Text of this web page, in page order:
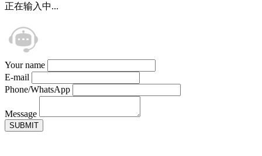
正在输入中...
Your name
E-mail
Phone/WhatsApp
Message
SUBMIT